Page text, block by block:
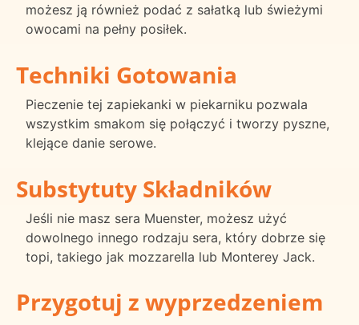
możesz ją również podać z sałatką lub świeżymi
owocami na pełny posiłek.
Techniki Gotowania
Pieczenie tej zapiekanki w piekarniku pozwala
wszystkim smakom się połączyć i tworzy pyszne,
klejące danie serowe.
Substytuty Składników
Jeśli nie masz sera Muenster, możesz użyć
dowolnego innego rodzaju sera, który dobrze się
topi, takiego jak mozzarella lub Monterey Jack.
Przygotuj z wyprzedzeniem